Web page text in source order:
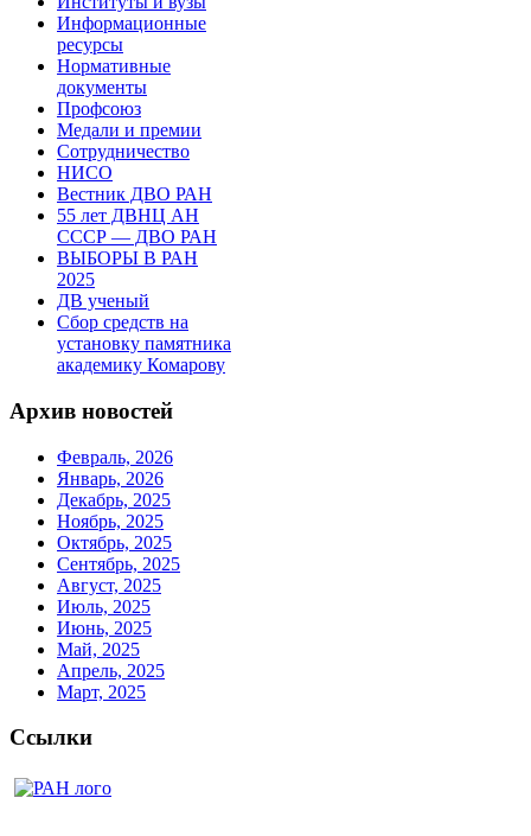
Информационные
ресурсы
Нормативные
документы
Профсоюз
Медали и премии
Сотрудничество
НИСО
Вестник ДВО РАН
55 лет ДВНЦ АН
СССР — ДВО РАН
ВЫБОРЫ В РАН
2025
ДВ ученый
Сбор средств на
установку памятника
академику Комарову
Архив новостей
Февраль, 2026
Январь, 2026
Декабрь, 2025
Ноябрь, 2025
Октябрь, 2025
Сентябрь, 2025
Август, 2025
Июль, 2025
Июнь, 2025
Май, 2025
Апрель, 2025
Март, 2025
Ссылки